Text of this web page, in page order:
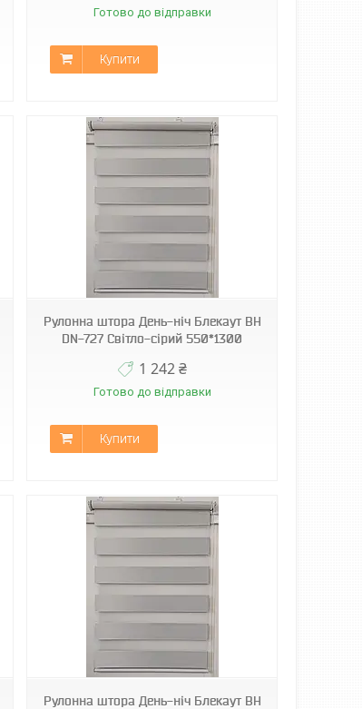
Готово до відправки
Купити
Рулонна штора День-ніч Блекаут ВН
DN-727 Світло-сірий 550*1300
1 242 ₴
Готово до відправки
Купити
Рулонна штора День-ніч Блекаут ВН